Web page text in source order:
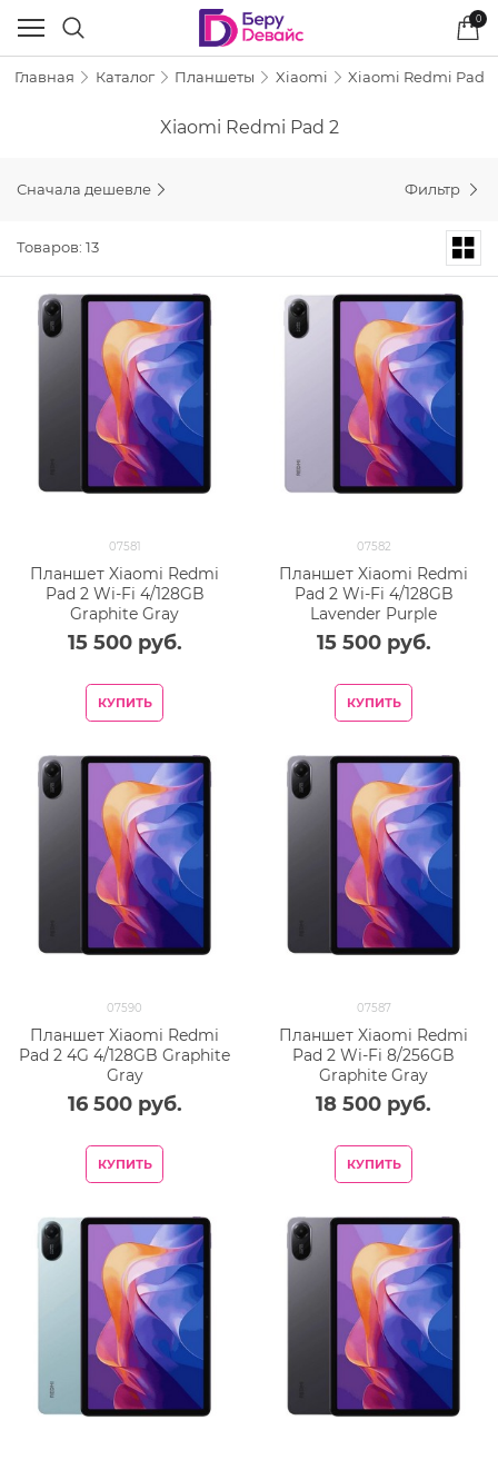
0
Главная Каталог Планшеты Xiaomi Xiaomi Redmi Pad 2
Xiaomi Redmi Pad 2
Сначала дешевле Фильтр
Товаров: 13
07581
Планшет Xiaomi Redmi
Pad 2 Wi-Fi 4/128GB
Graphite Gray
15 500 руб.
КУПИТЬ
07582
Планшет Xiaomi Redmi
Pad 2 Wi-Fi 4/128GB
Lavender Purple
15 500 руб.
КУПИТЬ
07590
Планшет Xiaomi Redmi
Pad 2 4G 4/128GB Graphite
Gray
16 500 руб.
КУПИТЬ
07587
Планшет Xiaomi Redmi
Pad 2 Wi-Fi 8/256GB
Graphite Gray
18 500 руб.
КУПИТЬ